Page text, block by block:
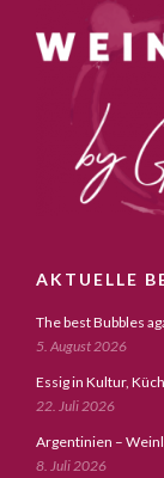
AKTUELLE
The best Bubbles
5. August 2026
Essig in Kultur,
22. Juli 2026
Argentinien –
8. Juli 2026